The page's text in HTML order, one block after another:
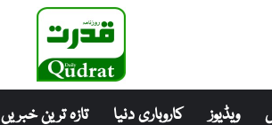
ویڈیوز کاروباری دنیا تازہ ترین خبریں